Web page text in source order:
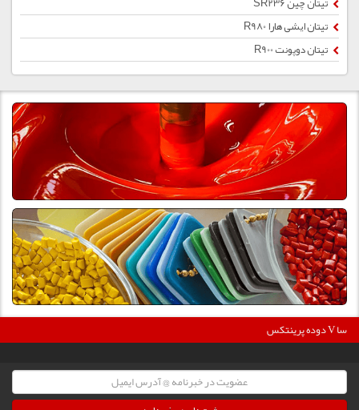
تیتان ایشی هارا R980
تیتان دوپونت R900
دوده پرینتکس V دگوسا :360000